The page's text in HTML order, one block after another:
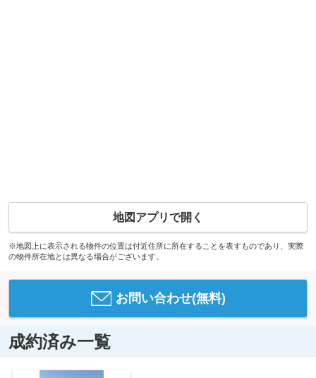
地図アプリで開く
※地図上に表示される物件の位置は付近住所に所在することを表すものであり、実際
の物件所在地とは異なる場合がございます。
お問い合わせ(無料)
成約済み一覧